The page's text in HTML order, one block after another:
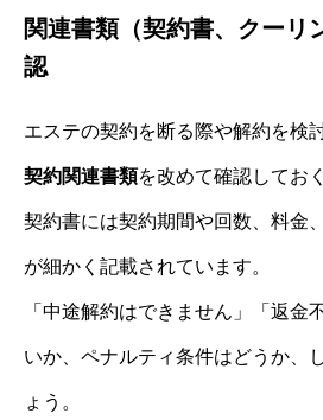
関連書類（契約書、クーリ
認
エステの契約を断る際や解約を検
契約関連書類を改めて確認してお
契約書には契約期間や回数、料金
が細かく記載されています。
「中途解約はできません」「返金
いか、ペナルティ条件はどうか、
ょう。